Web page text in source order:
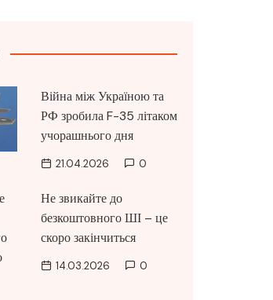
Війна між Україною та
РФ зробила F-35 літаком
учорашнього дня
21.04.2026 0
Не звикайте до
безкоштовного ШІ – це
скоро закінчиться
14.03.2026 0